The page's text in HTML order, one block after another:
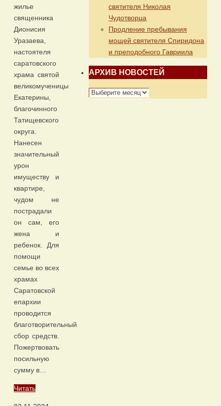
жилье
священника
Дионисия
Уразаева,
настоятеля
саратовского
храма святой
великомученицы
Екатерины,
благочинного
Татищевского
округа.
Нанесен
значительный
урон
имуществу и
квартире,
чудом не
пострадали
он сам, его
жена и
ребенок. Для
помощи
семье во всех
храмах
Саратовской
епархии
проводится
благотворительный
сбор средств.
Пожертвовать
посильную
сумму в…
Читать
святителя Николая
Чудотворца
Продление пребывания
мощей святителя Спиридона
и преподобного Гавриила
АРХИВ НОВОСТЕЙ
АРХИВ